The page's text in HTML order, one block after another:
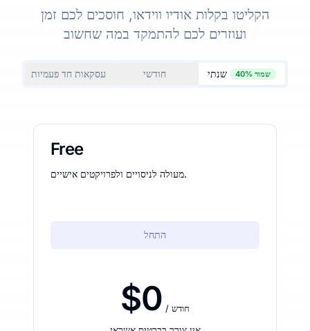
הקליטו בקלות אודיו ווידאו, חוסכים לכם זמן
ועוזרים לכם להתמקד במה שחשוב
עסקאות חד פעמיות חודשי שנתי שמור 40%
Free
מעולה לניסויים ולפרויקטים אישיים.
התחל
$0 / חודש